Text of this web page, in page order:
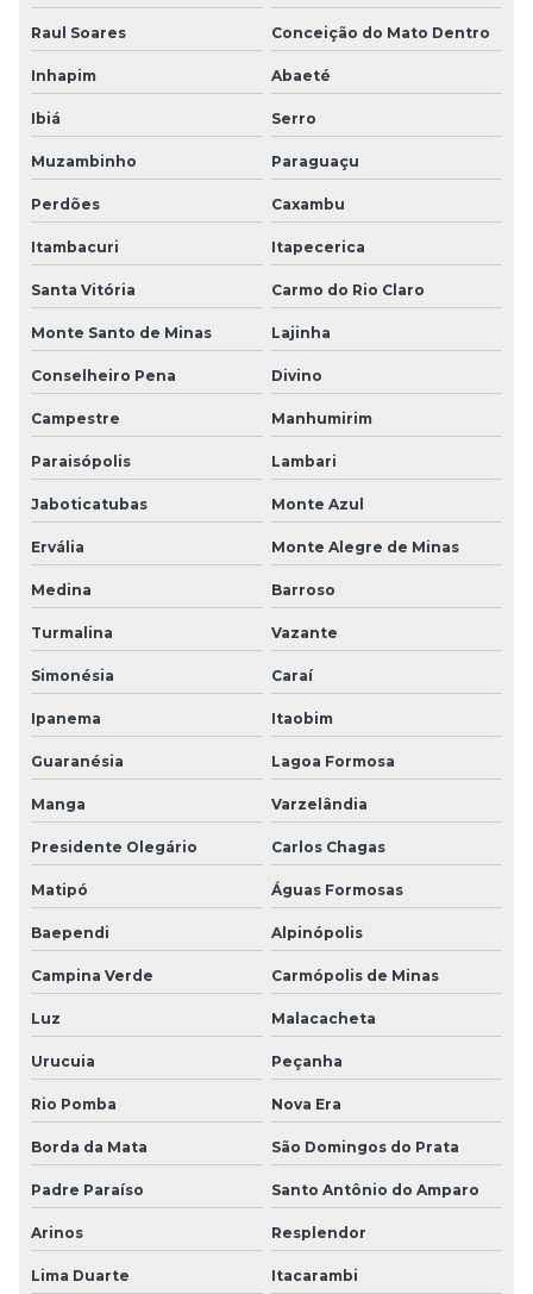
Raul Soares Conceição do Mato Dentro
Inhapim Abaeté
Ibiá Serro
Muzambinho Paraguaçu
Perdões Caxambu
Itambacuri Itapecerica
Santa Vitória Carmo do Rio Claro
Monte Santo de Minas Lajinha
Conselheiro Pena Divino
Campestre Manhumirim
Paraisópolis Lambari
Jaboticatubas Monte Azul
Ervália Monte Alegre de Minas
Medina Barroso
Turmalina Vazante
Simonésia Caraí
Ipanema Itaobim
Guaranésia Lagoa Formosa
Manga Varzelândia
Presidente Olegário Carlos Chagas
Matipó Águas Formosas
Baependi Alpinópolis
Campina Verde Carmópolis de Minas
Luz Malacacheta
Urucuia Peçanha
Rio Pomba Nova Era
Borda da Mata São Domingos do Prata
Padre Paraíso Santo Antônio do Amparo
Arinos Resplendor
Lima Duarte Itacarambi